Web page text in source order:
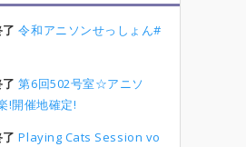
令和アニソンせっしょん#
第6回502号室☆アニソ
!開催地確定!
Playing Cats Session vo